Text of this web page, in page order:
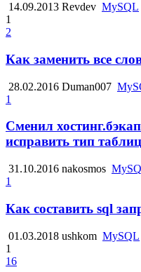
14.09.2013 Revdev MySQL
1
2
Как заменить все
28.02.2016 Duman007
1
Сменил
исправить тип
31.10.2016 nakosmos
1
Как составить sql
01.03.2018 ushkom MySQL
1
16